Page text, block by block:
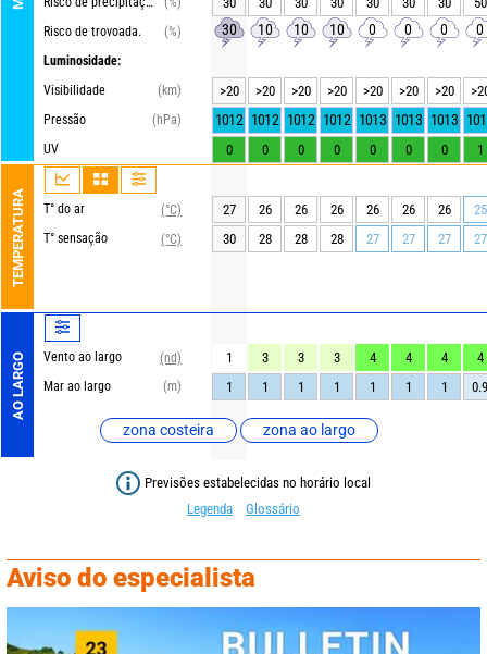
Risco de trovoada.
(%)
Luminosidade:
Visibilidade
(km)
Pressão
(hPa)
UV
TEMPERATURA T° do ar
(°C)
T° sensação
(°C)
AO LARGO Vento ao largo
(nd)
Mar ao largo
(m)
zona costeira zona ao largo
30 10 10 10 0 0 0 0
>20 >20 >20 >20 >20 >20 >20
1012 1012 1012 1012 1013 1013 1013
0 0 0 0 0 0 0 1
27 26 26 26 26 26 26
25
30
28 28 28 27 27 27 27
1 3 3 3 4 4 4
4
1
1 1 1 1 1 1 0.9
Previsões estabelecidas no horário local
Legenda
Glossário
Aviso do especialista